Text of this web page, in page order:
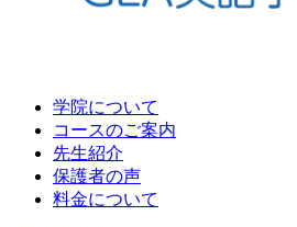
学院について
コースのご案内
先生紹介
保護者の声
料金について